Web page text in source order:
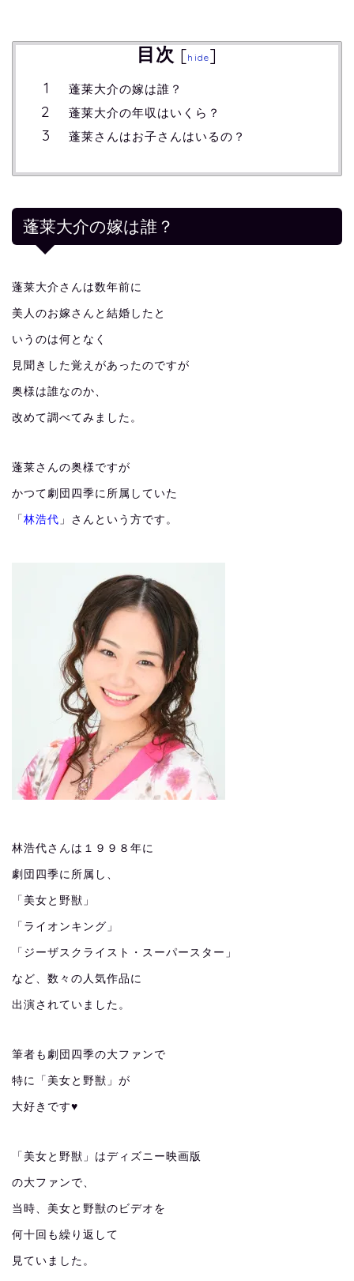
目次 [hide]
蓬莱大介の嫁は誰？
蓬莱大介の年収はいくら？
蓬莱さんはお子さんはいるの？
蓬莱大介の嫁は誰？
蓬莱大介さんは数年前に
美人のお嫁さんと結婚したと
いうのは何となく
見聞きした覚えがあったのですが
奥様は誰なのか、
改めて調べてみました。
蓬莱さんの奥様ですが
かつて劇団四季に所属していた
「 林浩代 」さんという方です。
林浩代さんは１９９８年に
劇団四季に所属し、
「美女と野獣」
「ライオンキング」
「ジーザスクライスト・スーパースター」
など、数々の人気作品に
出演されていました。
筆者も劇団四季の大ファンで
特に「美女と野獣」が
大好きです♥
「美女と野獣」はディズニー映画版
の大ファンで、
当時、美女と野獣のビデオを
何十回も繰り返して
見ていました。